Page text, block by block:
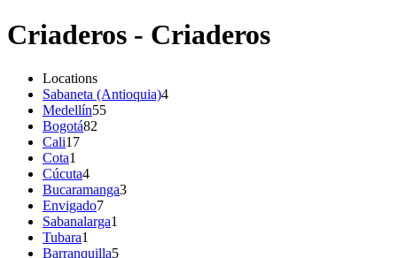
Criaderos - Criaderos
Locations
Sabaneta (Antioquia)4
Medellín55
Bogotá82
Cali17
Cota1
Cúcuta4
Bucaramanga3
Envigado7
Sabanalarga1
Tubara1
Barranquilla5